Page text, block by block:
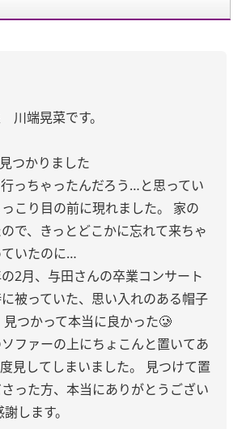
端晃菜です。
つかりました
っちゃったんだろう…と思ってい
こり目の前に現れました。
家の
で、きっとどこかに忘れて来ちゃ
いたのに…
2月、与田さんの卒業コンサート
被っていた、思い入れのある帽子
見つかって本当に良かった🥲
ファーの上にちょこんと置いてあ
見してしまいました。
見つけて置
った方、本当にありがとうござい
します。